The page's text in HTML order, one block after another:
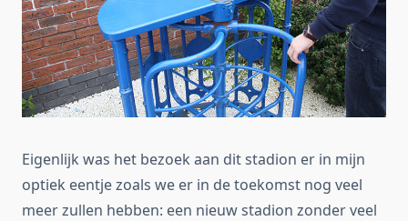
Eigenlijk was het bezoek aan dit stadion er in mijn
optiek eentje zoals we er in de toekomst nog veel
meer zullen hebben: een nieuw stadion zonder veel